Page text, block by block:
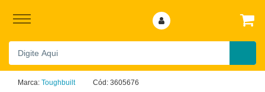
Marca: Toughbuilt Cód: 3605676